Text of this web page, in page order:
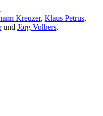
.
Kreuzer, Klaus Petrus,
und Jörg Volbers.